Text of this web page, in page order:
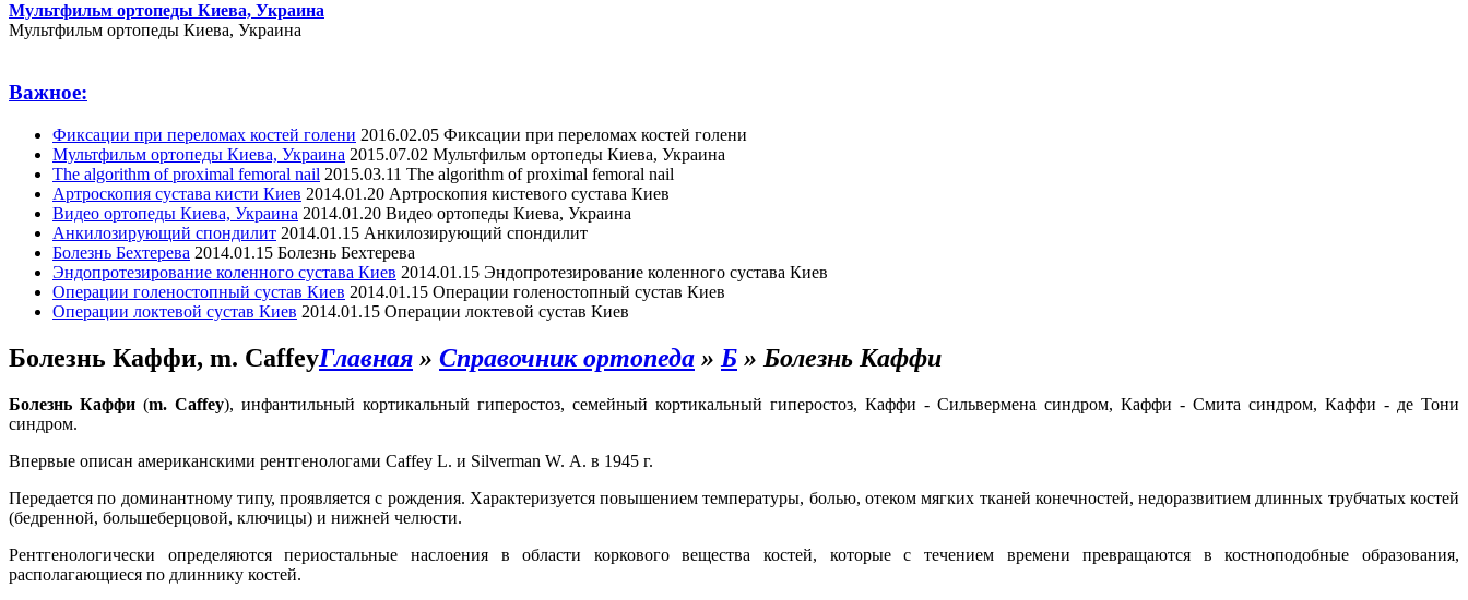
Мультфильм ортопеды Киева, Украина
Мультфильм ортопеды Киева, Украина
Важное:
Фиксации при переломах костей голени 2016.02.05 Фиксации при переломах костей голени
Мультфильм ортопеды Киева, Украина 2015.07.02 Мультфильм ортопеды Киева, Украина
The algorithm of proximal femoral nail 2015.03.11 The algorithm of proximal femoral nail
Артроскопия сустава кисти Киев 2014.01.20 Артроскопия кистевого сустава Киев
Видео ортопеды Киева, Украина 2014.01.20 Видео ортопеды Киева, Украина
Анкилозирующий спондилит 2014.01.15 Анкилозирующий спондилит
Болезнь Бехтерева 2014.01.15 Болезнь Бехтерева
Эндопротезирование коленного сустава Киев 2014.01.15 Эндопротезирование коленного сустава Киев
Операции голеностопный сустав Киев 2014.01.15 Операции голеностопный сустав Киев
Операции локтевой сустав Киев 2014.01.15 Операции локтевой сустав Киев
Болезнь Каффи, m. CaffeyГлавная » Справочник ортопеда » Б » Болезнь Каффи
Болезнь Каффи (m. Caffey), инфантильный кортикальный гиперостоз, семейный кортикальный гиперостоз, Каффи - Сильвермена синдром, Каффи - Смита синдром, Каффи - де Тони
синдром.
Впервые описан американскими рентгенологами Caffey L. и Silverman W. А. в 1945 г.
Передается по доминантному типу, проявляется с рождения. Характеризуется повышением температуры, болью, отеком мягких тканей конечностей, недоразвитием длинных трубчатых костей
(бедренной, большеберцовой, ключицы) и нижней челюсти.
Рентгенологически определяются периостальные наслоения в области коркового вещества костей, которые с течением времени превращаются в костноподобные образования,
располагающиеся по длиннику костей.